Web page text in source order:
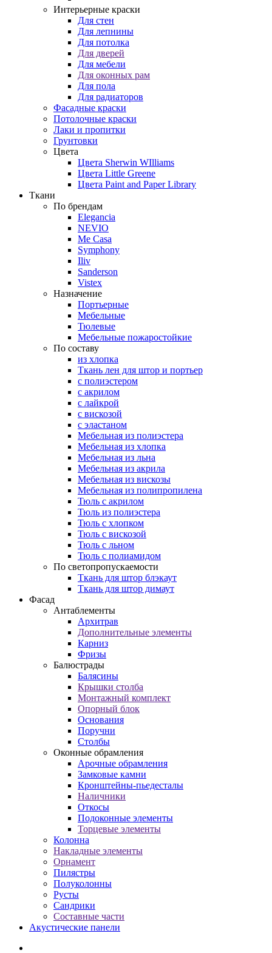
Интерьерные краски
Для стен
Для лепнины
Для потолка
Для дверей
Для мебели
Для оконных рам
Для пола
Для радиаторов
Фасадные краски
Потолочные краски
Лаки и пропитки
Грунтовки
Цвета
Цвета Sherwin WIlliams
Цвета Little Greene
Цвета Paint and Paper Library
Ткани
По брендам
Elegancia
NEVIO
Me Casa
Symphony
Iliv
Sanderson
Vistex
Назначение
Портьерные
Мебельные
Тюлевые
Мебельные пожаростойкие
По составу
из хлопка
Ткань лен для штор и портьер
с полиэстером
с акрилом
с лайкрой
с вискозой
с эластаном
Мебельная из полиэстера
Мебельная из хлопка
Мебельная из льна
Мебельная из акрила
Мебельная из вискозы
Мебельная из полипропилена
Тюль с акрилом
Тюль из полиэстера
Тюль с хлопком
Тюль с вискозой
Тюль с льном
Тюль с полиамидом
По светопропускаемости
Ткань для штор блэкаут
Ткань для штор димаут
Фасад
Антаблементы
Архитрав
Дополнительные элементы
Карниз
Фризы
Балюстрады
Балясины
Крышки столба
Монтажный комплект
Опорный блок
Основания
Поручни
Столбы
Оконные обрамления
Арочные обрамления
Замковые камни
Кронштейны-пьедесталы
Наличники
Откосы
Подоконные элементы
Торцевые элементы
Колонна
Накладные элементы
Орнамент
Пилястры
Полуколонны
Русты
Сандрики
Составные части
Акустические панели